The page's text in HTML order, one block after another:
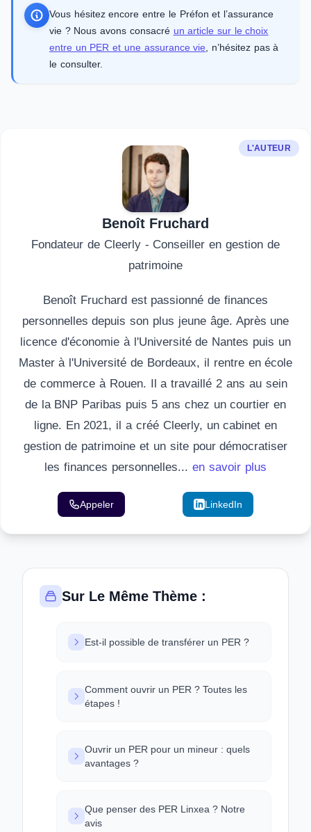
Vous hésitez encore entre le Préfon et l’assurance
vie ? Nous avons consacré un article sur le choix
entre un PER et une assurance vie , n’hésitez pas à
le consulter.
L'AUTEUR
Benoît Fruchard
Fondateur de Cleerly - Conseiller en gestion de
patrimoine
Benoît Fruchard est passionné de finances
personnelles depuis son plus jeune âge. Après une
licence d'économie à l'Université de Nantes puis un
Master à l'Université de Bordeaux, il rentre en école
de commerce à Rouen. Il a travaillé 2 ans au sein
de la BNP Paribas puis 5 ans chez un courtier en
ligne. En 2021, il a créé Cleerly, un cabinet en
gestion de patrimoine et un site pour démocratiser
les finances personnelles... en savoir plus
Appeler LinkedIn
Sur Le Même Thème :
Est-il possible de transférer un PER ?
Comment ouvrir un PER ? Toutes les
étapes !
Ouvrir un PER pour un mineur : quels
avantages ?
Que penser des PER Linxea ? Notre
avis